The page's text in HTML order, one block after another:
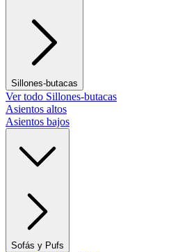
Sillones-butacas
Ver todo Sillones-butacas
Asientos altos
Asientos bajos
Sofás y Pufs